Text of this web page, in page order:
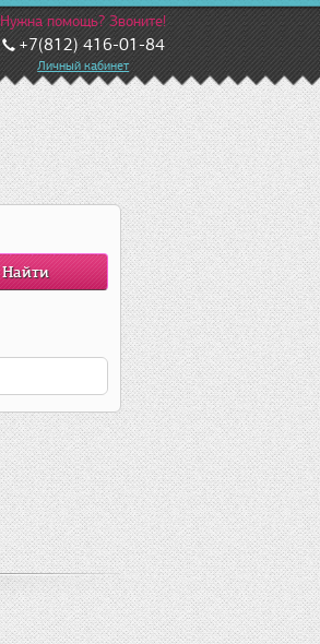
Нужна помощь? Звоните!
+7(812) 416-01-84
Личный кабинет